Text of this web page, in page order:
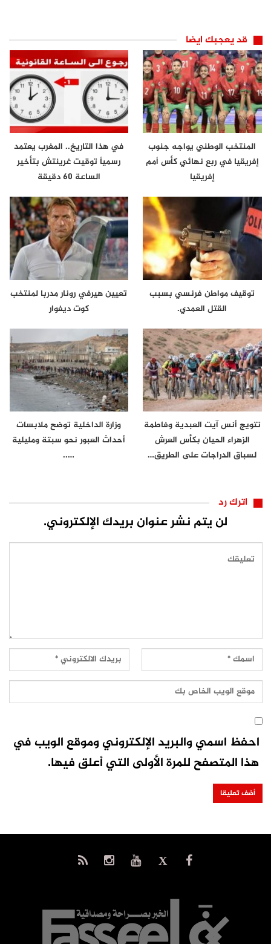
قد يعجبك ايضا
المنتخب الوطني يواجه جنوب
إفريقيا في ربع نهائي كأس أمم
إفريقيا
في هذا التاريخ.. المغرب يعتمد
رسمياً توقيت غرينتش بتأخير
الساعة 60 دقيقة
توقيف مواطن فرنسي بسبب
القتل العمدي.
تعيين هيرفي رونار مدربا لمنتخب
كوت ديفوار
تتويج أنس آيت العبدية وفاطمة
الزهراء الحيان بكأس العرش
لسباق الدراجات على الطريق…
وزارة الداخلية توضح ملابسات
أحداث العبور نحو سبتة ومليلية
…..
اترك رد
لن يتم نشر عنوان بريدك الإلكتروني.
احفظ اسمي والبريد الإلكتروني وموقع الويب في
هذا المتصفح للمرة الأولى التي أعلق فيها.